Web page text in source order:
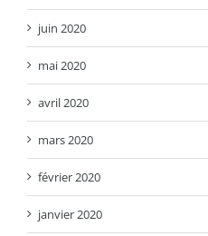
juin 2020
mai 2020
avril 2020
mars 2020
février 2020
janvier 2020